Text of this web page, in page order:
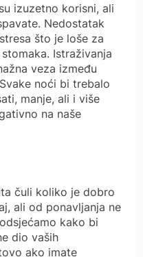
izuzetno korisni, ali
Nedostatak
što je loše za
Istraživanja
veza između
noći bi trebalo
manje, ali i više
na naše
čuli koliko je dobro
ali od ponavljanja ne
kako bi
dio vaših
ako imate